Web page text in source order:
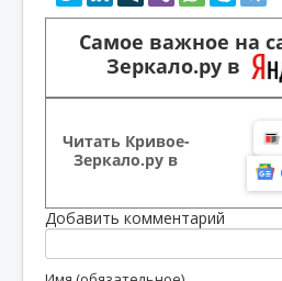
Самое важное на
Зеркало.ру в
Читать Кривое-
Зеркало.ру в
Добавить комментарий